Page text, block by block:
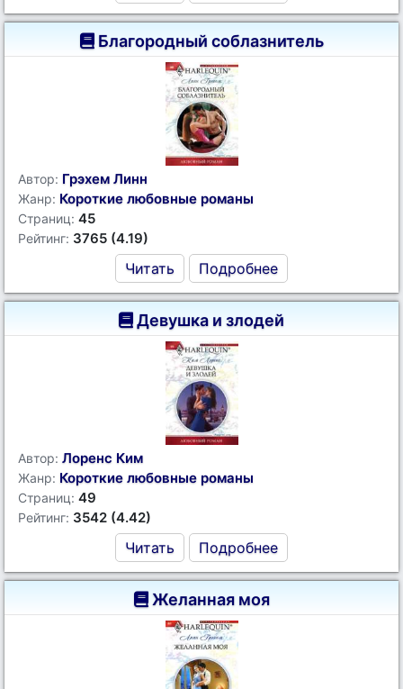
Благородный соблазнитель
Автор: Грэхем Линн
Жанр: Короткие любовные романы
Страниц: 45
Рейтинг: 3765 (4.19)
Читать Подробнее
Девушка и злодей
Автор: Лоренс Ким
Жанр: Короткие любовные романы
Страниц: 49
Рейтинг: 3542 (4.42)
Читать Подробнее
Желанная моя